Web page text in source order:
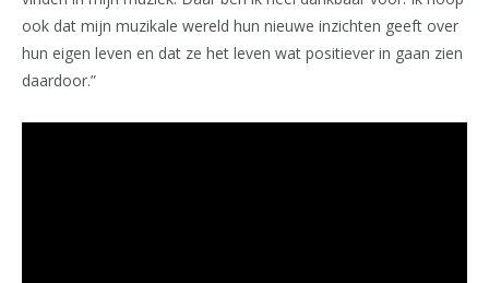
ook dat mijn muzikale wereld hun nieuwe inzichten geeft over
hun eigen leven en dat ze het leven wat positiever in gaan zien
daardoor.”